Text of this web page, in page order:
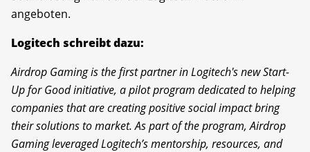
angeboten.
Logitech schreibt dazu:
Airdrop Gaming is the first partner in Logitech's new Start-
Up for Good initiative, a pilot program dedicated to helping
companies that are creating positive social impact bring
their solutions to market. As part of the program, Airdrop
Gaming leveraged Logitech’s mentorship, resources, and